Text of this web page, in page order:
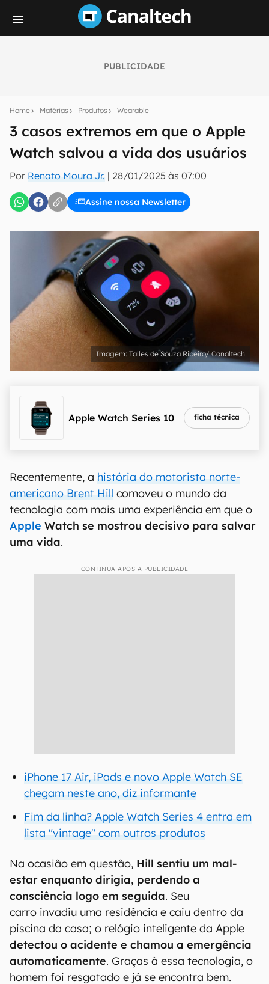
PUBLICIDADE
Home Matérias Produtos Wearable
3 casos extremos em que o Apple
Watch salvou a vida dos usuários
Por Renato Moura Jr. | 28/01/2025 às 07:00
Assine nossa Newsletter
notícias e reviews sobre tecnologia em primeira
E-mail
inscreva-se
Confirmo que li, aceito e concordo com os
Termos de
Uso e Política de Privacidade do Canaltech.
Talles de Souza Ribeiro/ Canaltech
Apple Watch Series 10 ficha técnica
Recentemente, a história do motorista norte-
americano Brent Hill comoveu o mundo da
tecnologia com mais uma experiência em que o
Apple Watch se mostrou decisivo para salvar
uma vida.
CONTINUA APÓS A PUBLICIDADE
iPhone 17 Air, iPads e novo Apple Watch SE
chegam neste ano, diz informante
Fim da linha? Apple Watch Series 4 entra em
lista "vintage" com outros produtos
Na ocasião em questão, Hill sentiu um mal-
estar enquanto dirigia, perdendo a
consciência logo em seguida. Seu
carro invadiu uma residência e caiu dentro da
piscina da casa; o relógio inteligente da Apple
detectou o acidente e chamou a emergência
automaticamente. Graças à essa tecnologia, o
homem foi resgatado e já se encontra bem.